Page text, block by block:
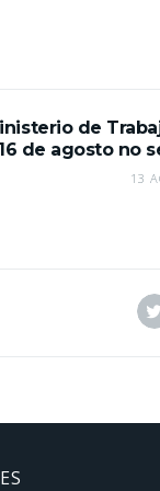
de
16 de agosto no
13